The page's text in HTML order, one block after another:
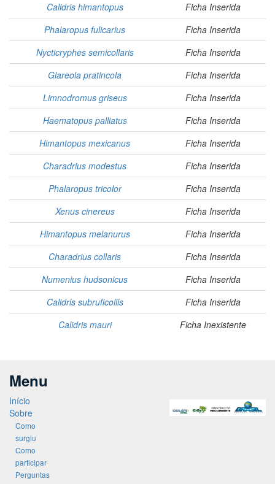
Calidris himantopus
Ficha Inserida
Phalaropus fulicarius
Ficha Inserida
Nycticryphes semicollaris
Ficha Inserida
Glareola pratincola
Ficha Inserida
Limnodromus griseus
Ficha Inserida
Haematopus palliatus
Ficha Inserida
Himantopus mexicanus
Ficha Inserida
Charadrius modestus
Ficha Inserida
Phalaropus tricolor
Ficha Inserida
Xenus cinereus
Ficha Inserida
Himantopus melanurus
Ficha Inserida
Charadrius collaris
Ficha Inserida
Numenius hudsonicus
Ficha Inserida
Calidris subruficollis
Ficha Inserida
Calidris mauri
Ficha Inexistente
Menu
Início
Sobre
Como
surgiu
Como
participar
Perguntas